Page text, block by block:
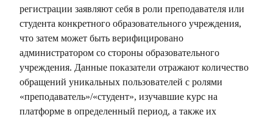
регистрации заявляют себя в роли преподавателя или
студента конкретного образовательного учреждения,
что затем может быть верифицировано
администратором со стороны образовательного
учреждения. Данные показатели отражают количество
обращений уникальных пользователей с ролями
«преподаватель»/«студент», изучавшие курс на
платформе в определенный период, а также их